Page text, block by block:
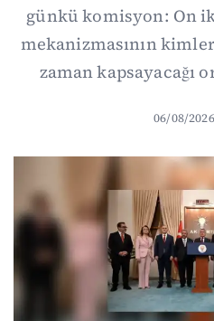
günkü komisyon: On
mekanizmasının
zaman kapsayacağı
06/08/